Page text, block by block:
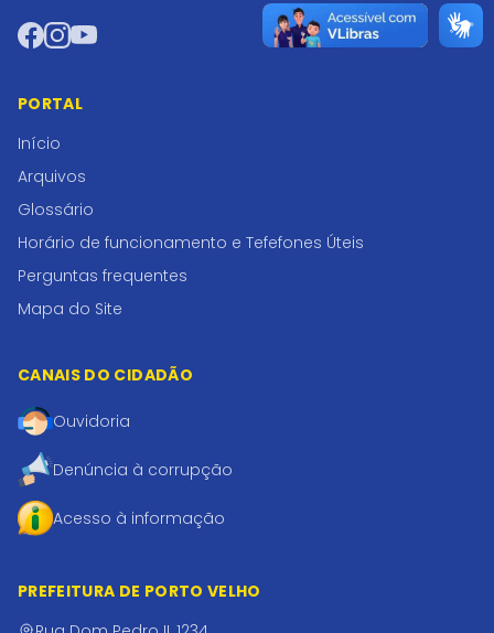
Facebook
Instagram
YouTube
PORTAL
Início
Arquivos
Glossário
Horário de funcionamento e Tefefones Úteis
Perguntas frequentes
Mapa do Site
CANAIS DO CIDADÃO
Ouvidoria
Denúncia à corrupção
Acesso à informação
PREFEITURA DE PORTO VELHO